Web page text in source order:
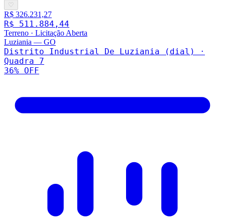
♡
R$ 326.231,27
R$ 511.884,44
Terreno · Licitação Aberta
Luziania — GO
Distrito Industrial De Luziania (dial) ·
Quadra 7
36% OFF